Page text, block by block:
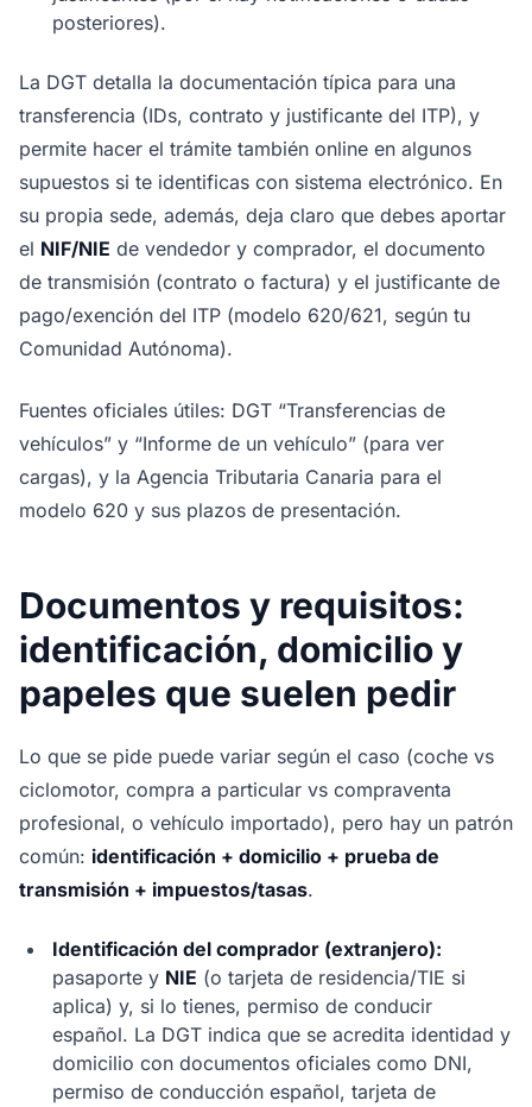
posteriores).
La DGT detalla la documentación típica para una
transferencia (IDs, contrato y justificante del ITP), y
permite hacer el trámite también online en algunos
supuestos si te identificas con sistema electrónico. En
su propia sede, además, deja claro que debes aportar
el NIF/NIE de vendedor y comprador, el documento
de transmisión (contrato o factura) y el justificante de
pago/exención del ITP (modelo 620/621, según tu
Comunidad Autónoma).
Fuentes oficiales útiles: DGT “Transferencias de
vehículos” y “Informe de un vehículo” (para ver
cargas), y la Agencia Tributaria Canaria para el
modelo 620 y sus plazos de presentación.
Documentos y requisitos:
identificación, domicilio y
papeles que suelen pedir
Lo que se pide puede variar según el caso (coche vs
ciclomotor, compra a particular vs compraventa
profesional, o vehículo importado), pero hay un patrón
común: identificación + domicilio + prueba de
transmisión + impuestos/tasas.
Identificación del comprador (extranjero):
pasaporte y NIE (o tarjeta de residencia/TIE si
aplica) y, si lo tienes, permiso de conducir
español. La DGT indica que se acredita identidad y
domicilio con documentos oficiales como DNI,
permiso de conducción español, tarjeta de